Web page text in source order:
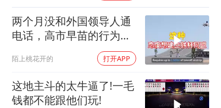
两个月没和外国领导人通
电话，高市早苗的行为让
陌上桃花开的 打开APP
这地主斗的太牛逼了!一毛
钱都不能跟他们玩!